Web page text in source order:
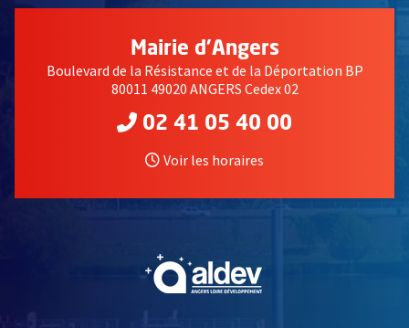
Mairie d'Angers
Boulevard de la Résistance et de la Déportation BP
80011 49020 ANGERS Cedex 02
02 41 05 40 00
Voir les horaires